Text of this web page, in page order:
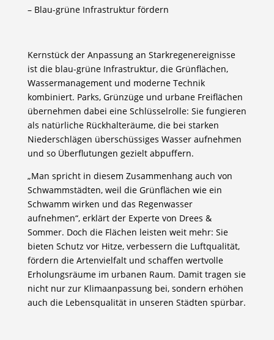
– Blau-grüne Infrastruktur fördern
Kernstück der Anpassung an Starkregenereignisse
ist die blau-grüne Infrastruktur, die Grünflächen,
Wassermanagement und moderne Technik
kombiniert. Parks, Grünzüge und urbane Freiflächen
übernehmen dabei eine Schlüsselrolle: Sie fungieren
als natürliche Rückhalteräume, die bei starken
Niederschlägen überschüssiges Wasser aufnehmen
und so Überflutungen gezielt abpuffern.
„Man spricht in diesem Zusammenhang auch von
Schwammstädten, weil die Grünflächen wie ein
Schwamm wirken und das Regenwasser
aufnehmen“, erklärt der Experte von Drees &
Sommer. Doch die Flächen leisten weit mehr: Sie
bieten Schutz vor Hitze, verbessern die Luftqualität,
fördern die Artenvielfalt und schaffen wertvolle
Erholungsräume im urbanen Raum. Damit tragen sie
nicht nur zur Klimaanpassung bei, sondern erhöhen
auch die Lebensqualität in unseren Städten spürbar.